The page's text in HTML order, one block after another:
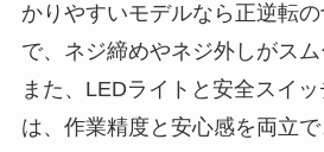
かりやすいモデルなら正逆転
で、ネジ締めやネジ外しがスム
また、LEDライトと安全スイ
は、作業精度と安心感を両立